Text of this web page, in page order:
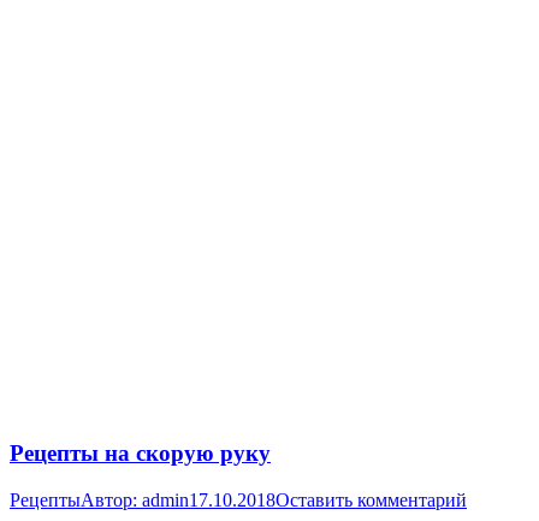
Рецепты на скорую руку
РецептыАвтор: admin17.10.2018Оставить комментарий